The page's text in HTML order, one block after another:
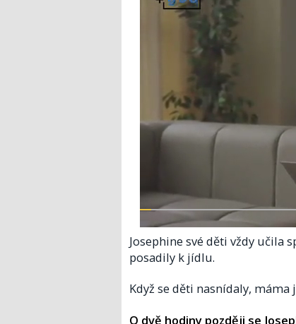
Josephine své děti vždy učila
posadily k jídlu.
Když se děti nasnídaly, máma
O dvě hodiny později se